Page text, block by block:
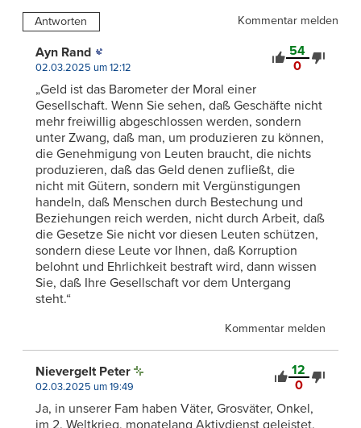
Antworten Kommentar melden
54
0
Ayn Rand
02.03.2025 um 12:12
„Geld ist das Barometer der Moral einer
Gesellschaft. Wenn Sie sehen, daß Geschäfte nicht
mehr freiwillig abgeschlossen werden, sondern
unter Zwang, daß man, um produzieren zu können,
die Genehmigung von Leuten braucht, die nichts
produzieren, daß das Geld denen zufließt, die
nicht mit Gütern, sondern mit Vergünstigungen
handeln, daß Menschen durch Bestechung und
Beziehungen reich werden, nicht durch Arbeit, daß
die Gesetze Sie nicht vor diesen Leuten schützen,
sondern diese Leute vor Ihnen, daß Korruption
belohnt und Ehrlichkeit bestraft wird, dann wissen
Sie, daß Ihre Gesellschaft vor dem Untergang
steht.“
Kommentar melden
12
0
Nievergelt Peter
02.03.2025 um 19:49
Ja, in unserer Fam haben Väter, Grosväter, Onkel,
im 2. Weltkrieg, monatelang Aktivdienst geleistet.